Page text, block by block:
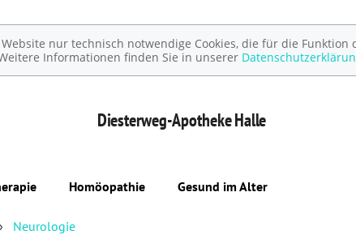
nur technisch notwendige Cookies, die für die
Informationen finden Sie in unserer
Diesterweg-ApothekeHalle
Homöopathie Gesund im Alter
Neurologie